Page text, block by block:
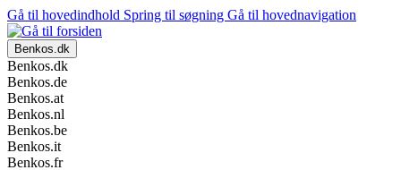
Gå til hovedindhold Spring til søgning Gå til hovednavigation
Benkos.dk
Benkos.dk
Benkos.de
Benkos.at
Benkos.nl
Benkos.be
Benkos.it
Benkos.fr